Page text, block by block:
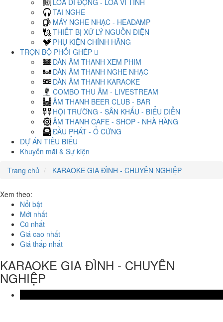
LOA DI ĐỘNG - LOA VI TÍNH
TAI NGHE
MÁY NGHE NHẠC - HEADAMP
THIẾT BỊ XỬ LÝ NGUỒN ĐIỆN
PHỤ KIỆN CHÍNH HÃNG
TRỌN BỘ PHỐI GHÉP
DÀN ÂM THANH XEM PHIM
DÀN ÂM THANH NGHE NHẠC
DÀN ÂM THANH KARAOKE
COMBO THU ÂM - LIVESTREAM
ÂM THANH BEER CLUB - BAR
HỘI TRƯỜNG - SÂN KHẤU - BIỂU DIỄN
ÂM THANH CAFE - SHOP - NHÀ HÀNG
ĐẦU PHÁT - Ổ CỨNG
DỰ ÁN TIÊU BIỂU
Khuyến mãi & Sự kiện
Trang chủ
KARAOKE GIA ĐÌNH - CHUYÊN NGHIỆP
Xem theo:
Nổi bật
Mới nhất
Cũ nhất
Giá cao nhất
Giá thấp nhất
KARAOKE GIA ĐÌNH - CHUYÊN
NGHIỆP